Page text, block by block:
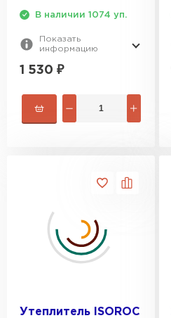
В наличии 1074 уп.
Показать
информацию
1 530 ₽
Утеплитель ISOROC